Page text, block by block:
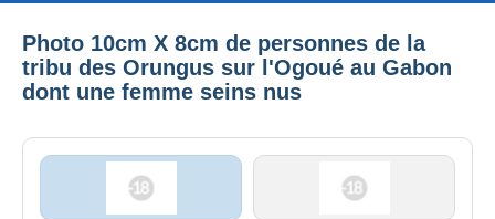
Photo 10cm X 8cm de personnes de la
tribu des Orungus sur l'Ogoué au Gabon
dont une femme seins nus